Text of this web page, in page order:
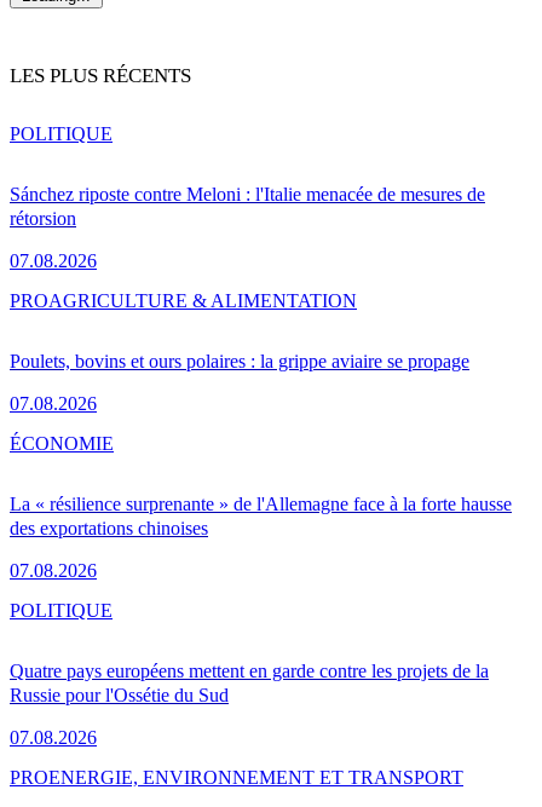
LES PLUS RÉCENTS
Sánchez riposte contre Meloni : l'Italie menacée de mesures de
rétorsion
07.08.2026
POLITIQUE
Poulets, bovins et ours polaires : la grippe aviaire se propage
07.08.2026
PROAGRICULTURE & ALIMENTATION
La « résilience surprenante » de l'Allemagne face à la forte hausse
des exportations chinoises
07.08.2026
ÉCONOMIE
Quatre pays européens mettent en garde contre les projets de la
Russie pour l'Ossétie du Sud
07.08.2026
POLITIQUE
PROENERGIE, ENVIRONNEMENT ET TRANSPORT